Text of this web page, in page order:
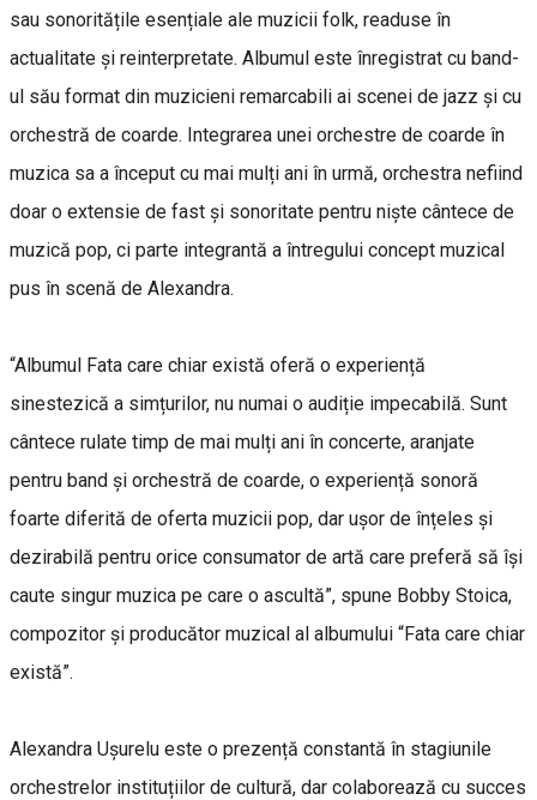
sau sonoritățile esențiale ale muzicii folk, readuse în
actualitate și reinterpretate. Albumul este înregistrat cu band-
ul său format din muzicieni remarcabili ai scenei de jazz și cu
orchestră de coarde. Integrarea unei orchestre de coarde în
muzica sa a început cu mai mulți ani în urmă, orchestra nefiind
doar o extensie de fast și sonoritate pentru niște cântece de
muzică pop, ci parte integrantă a întregului concept muzical
pus în scenă de Alexandra.
“Albumul Fata care chiar există oferă o experiență
sinestezică a simțurilor, nu numai o audiție impecabilă. Sunt
cântece rulate timp de mai mulți ani în concerte, aranjate
pentru band și orchestră de coarde, o experiență sonoră
foarte diferită de oferta muzicii pop, dar ușor de înțeles și
dezirabilă pentru orice consumator de artă care preferă să își
caute singur muzica pe care o ascultă”, spune Bobby Stoica,
compozitor și producător muzical al albumului “Fata care chiar
există”.
Alexandra Ușurelu este o prezență constantă în stagiunile
orchestrelor instituțiilor de cultură, dar colaborează cu succes